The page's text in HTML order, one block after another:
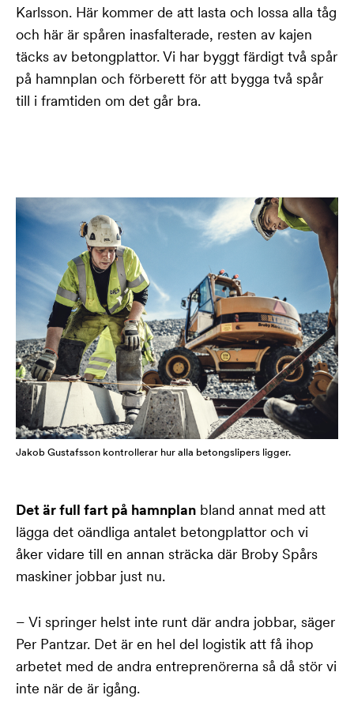
Karlsson. Här kommer de att lasta och lossa alla tåg
och här är spåren inasfalterade, resten av kajen
täcks av betongplattor. Vi har byggt färdigt två spår
på hamnplan och förberett för att bygga två spår
till i framtiden om det går bra.
Jakob Gustafsson kontrollerar hur alla betongslipers ligger.
Det är full fart på hamnplan bland annat med att
lägga det oändliga antalet betongplattor och vi
åker vidare till en annan sträcka där Broby Spårs
maskiner jobbar just nu.
– Vi springer helst inte runt där andra jobbar, säger
Per Pantzar. Det är en hel del logistik att få ihop
arbetet med de andra entreprenörerna så då stör vi
inte när de är igång.